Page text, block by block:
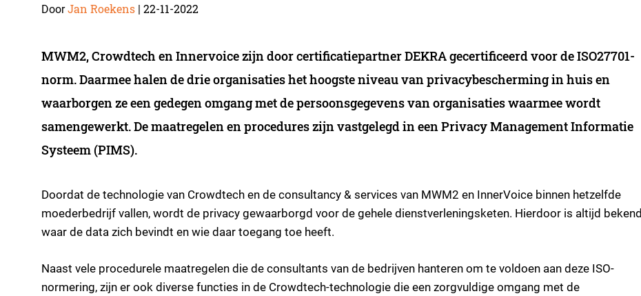
DoorJan Roekens | 22-11-2022
MWM2, Crowdtech en Innervoice zijn door certificatiepartner DEKRA gecertificeerd voor de ISO27701-
norm. Daarmee halen de drie organisaties het hoogste niveau van privacybescherming in huis en
waarborgen ze een gedegen omgang met de persoonsgegevens van organisaties waarmee wordt
samengewerkt. De maatregelen en procedures zijn vastgelegd in een Privacy Management Informatie
Systeem (PIMS).
Doordat de technologie van Crowdtech en de consultancy & services van MWM2 en InnerVoice binnen hetzelfde
moederbedrijf vallen, wordt de privacy gewaarborgd voor de gehele dienstverleningsketen. Hierdoor is altijd bekend
waar de data zich bevindt en wie daar toegang toe heeft.
Naast vele procedurele maatregelen die de consultants van de bedrijven hanteren om te voldoen aan deze ISO-
normering, zijn er ook diverse functies in de Crowdtech-technologie die een zorgvuldige omgang met de